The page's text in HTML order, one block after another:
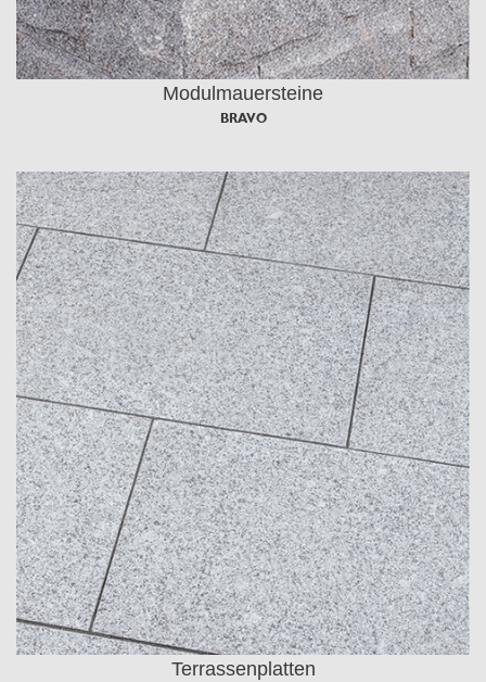
Modulmauersteine
BRAVO
Terrassenplatten